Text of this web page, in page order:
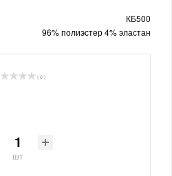
КБ500
96% полиэстер 4% эластан
( 0 )
шт